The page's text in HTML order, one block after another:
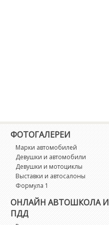
ФОТОГАЛЕРЕИ
Марки автомобилей
Девушки и автомобили
Девушки и мотоциклы
Выставки и автосалоны
Формула 1
ОНЛАЙН АВТОШКОЛА И
ПДД